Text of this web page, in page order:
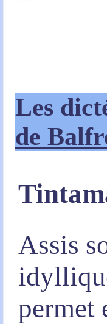
Les
de
Assis
permet